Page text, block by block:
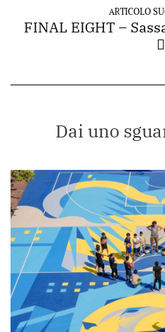
ARTICOLO
FINAL EIGHT –
Dai uno